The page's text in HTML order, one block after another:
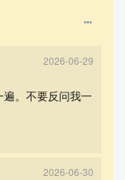
2026-06-29
。不要反问我一
2026-06-30